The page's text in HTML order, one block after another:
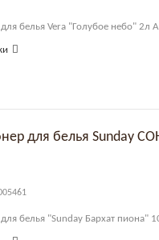
белья Vera "Голубое небо" 2л
для белья Sunday
белья "Sunday Бархат